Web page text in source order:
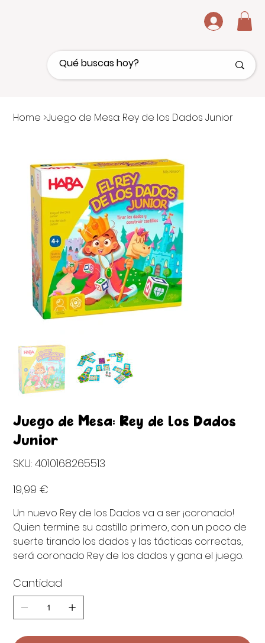
.
Home >Juego de Mesa: Rey de los Dados Junior
Juego de Mesa: Rey de los Dados
Junior
SKU: 4010168265513
4010168265513
19,99 €
Un nuevo Rey de los Dados va a ser ¡coronado!
Quien termine su castillo primero, con un poco de
suerte tirando los dados y las tácticas correctas,
será coronado Rey de los dados y gana el juego.
Cantidad